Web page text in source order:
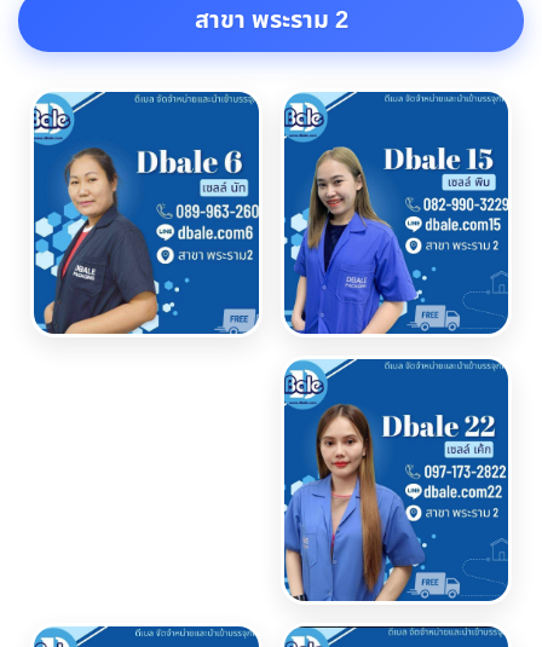
สาขา พระราม 2